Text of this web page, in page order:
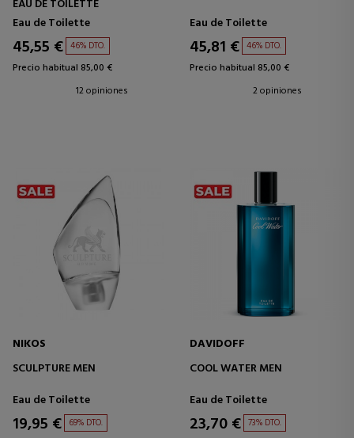
EAU DE TOILETTE
Eau de Toilette
45,55 € 46% DTO.
Precio habitual 85,00 €
12 opiniones
Eau de Toilette
45,81 € 46% DTO.
Precio habitual 85,00 €
2 opiniones
NIKOS
SCULPTURE MEN
Eau de Toilette
19,95 € 69% DTO.
DAVIDOFF
COOL WATER MEN
Eau de Toilette
23,70 € 73% DTO.